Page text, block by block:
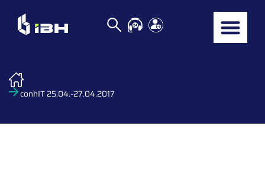
conhIT 25.04.-27.04.2017